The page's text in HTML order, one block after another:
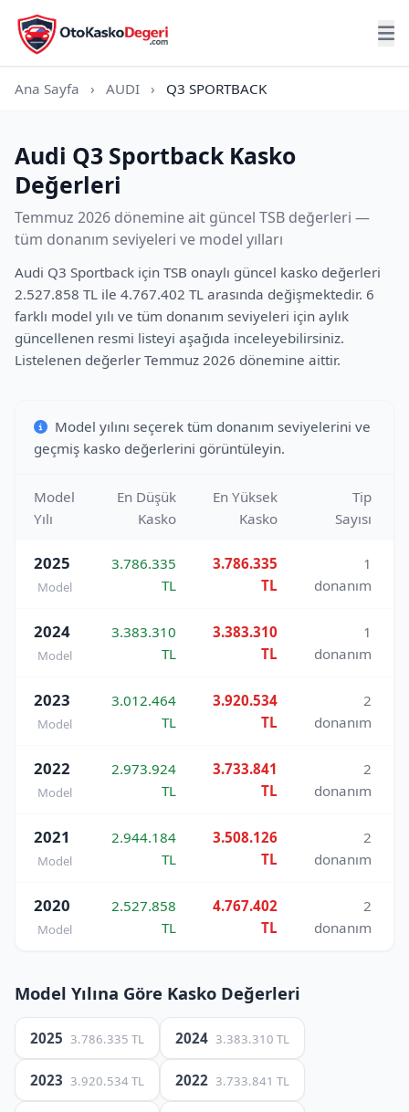
Ana Sayfa › AUDI › Q3 SPORTBACK
Audi Q3 Sportback Kasko
Değerleri
Temmuz 2026 dönemine ait güncel TSB değerleri —
tüm donanım seviyeleri ve model yılları
Audi Q3 Sportback için TSB onaylı güncel kasko değerleri
2.527.858 TL ile 4.767.402 TL arasında değişmektedir. 6
farklı model yılı ve tüm donanım seviyeleri için aylık
güncellenen resmi listeyi aşağıda inceleyebilirsiniz.
Listelenen değerler Temmuz 2026 dönemine aittir.
Model yılını seçerek tüm donanım seviyelerini ve
geçmiş kasko değerlerini görüntüleyin.
Model
Yılı
En Düşük
Kasko
En Yüksek
Kasko
Tip
Sayısı
2025
Model
3.786.335
TL
3.786.335
TL
1
donanım
2024
Model
3.383.310
TL
3.383.310
TL
1
donanım
2023
Model
3.012.464
TL
3.920.534
TL
2
donanım
2022
Model
2.973.924
TL
3.733.841
TL
2
donanım
2021
Model
2.944.184
TL
3.508.126
TL
2
donanım
2020
Model
2.527.858
TL
4.767.402
TL
2
donanım
Model Yılına Göre Kasko Değerleri
2025 3.786.335 TL 2024 3.383.310 TL
2023 3.920.534 TL 2022 3.733.841 TL